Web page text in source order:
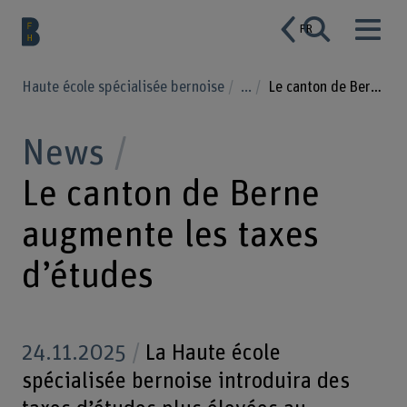
FR
Haute école spécialisée bernoise ... Le canton de Berne augmente les taxes d’études
News
Le canton de Berne
augmente les taxes
d’études
24.11.2025
La Haute école
spécialisée bernoise introduira des